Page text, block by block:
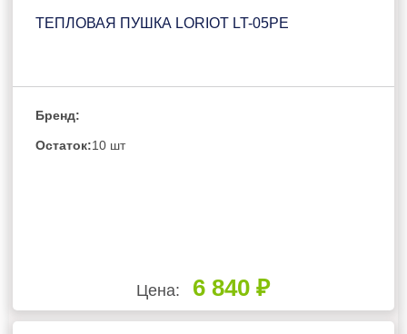
ТЕПЛОВАЯ ПУШКА LORIOT LT-05PE
Бренд:
Остаток:10 шт
Цена: 6 840 ₽